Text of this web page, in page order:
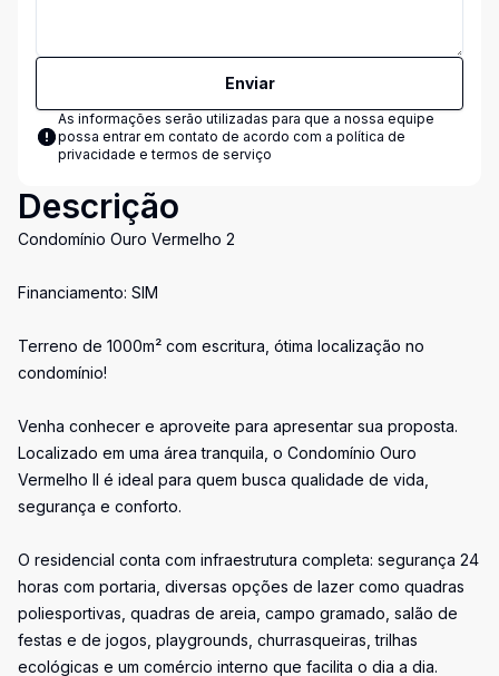
Enviar
As informações serão utilizadas para que a nossa equipe
possa entrar em contato de acordo com a política de
privacidade e termos de serviço
Descrição
Condomínio Ouro Vermelho 2
Financiamento: SIM
Terreno de 1000m² com escritura, ótima localização no
condomínio!
Venha conhecer e aproveite para apresentar sua proposta.
Localizado em uma área tranquila, o Condomínio Ouro
Vermelho II é ideal para quem busca qualidade de vida,
segurança e conforto.
O residencial conta com infraestrutura completa: segurança 24
horas com portaria, diversas opções de lazer como quadras
poliesportivas, quadras de areia, campo gramado, salão de
festas e de jogos, playgrounds, churrasqueiras, trilhas
ecológicas e um comércio interno que facilita o dia a dia.